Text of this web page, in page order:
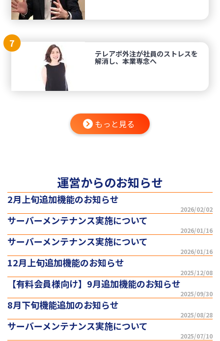
7
テレアポ外注が社員のストレスを
解消し、本業専念へ
もっと見る
運営からのお知らせ
2月上旬追加機能のお知らせ
2026/02/02
サーバーメンテナンス実施について
2026/01/16
サーバーメンテナンス実施について
2026/01/16
12月上旬追加機能のお知らせ
2025/12/08
【有料会員様向け】9月追加機能のお知らせ
2025/09/30
8月下旬機能追加のお知らせ
2025/08/28
サーバーメンテナンス実施について
2025/07/10